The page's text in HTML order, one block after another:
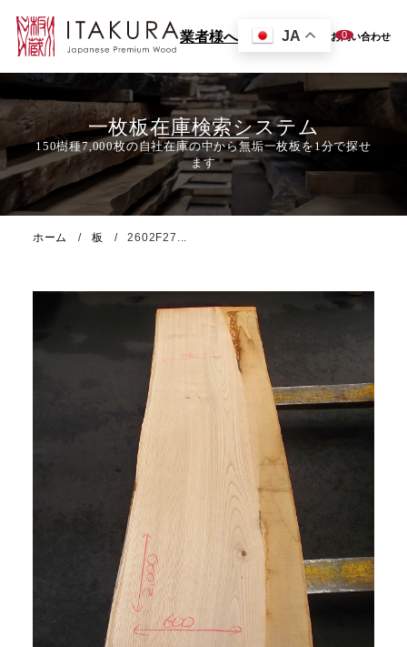
業者様へ JA 0
お問い合わせ
一枚板在庫検索システム
ホーム 板 2602F27...